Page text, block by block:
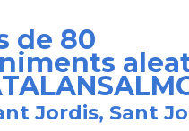
de 80
Jordis, Sant